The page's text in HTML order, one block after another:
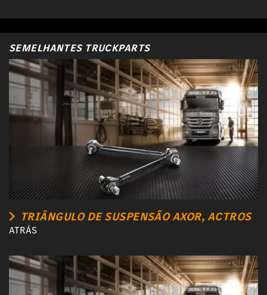
SEMELHANTES TRUCKPARTS
TRIÂNGULO DE SUSPENSÃO AXOR, ACTROS
ATRÁS